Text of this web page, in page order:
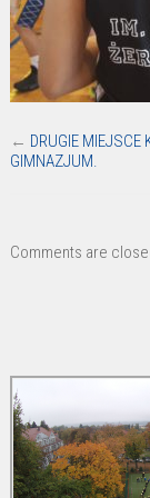
← DRUGIE MIEJSCE
GIMNAZJUM.
Comments are